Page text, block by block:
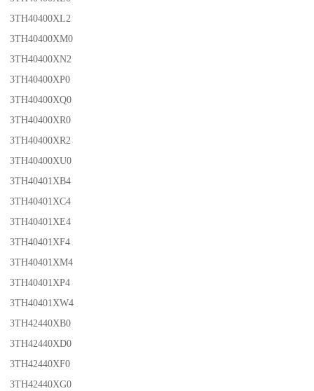
3TH40400XL2
3TH40400XM0
3TH40400XN2
3TH40400XP0
3TH40400XQ0
3TH40400XR0
3TH40400XR2
3TH40400XU0
3TH40401XB4
3TH40401XC4
3TH40401XE4
3TH40401XF4
3TH40401XM4
3TH40401XP4
3TH40401XW4
3TH42440XB0
3TH42440XD0
3TH42440XF0
3TH42440XG0